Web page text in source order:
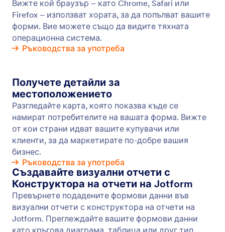
Визуален Конструктор на Отчети
Превърнете подадените формуляри във
визуални отчети с помощта на Конструктора на
отчети на Jotform. Генерирайте лентови
диаграми, кръгови диаграми и мрежи за
подавания автоматично. Анализирайте
формовите данни, за да вземете по-добри
решения за вашата компания.